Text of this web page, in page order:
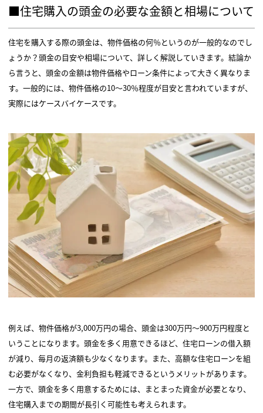
■住宅購入の頭金の必要な金額と相場について
住宅を購入する際の頭金は、物件価格の何％というのが一般的なのでし
ょうか？頭金の目安や相場について、詳しく解説していきます。結論か
ら言うと、頭金の金額は物件価格やローン条件によって大きく異なりま
す。一般的には、物件価格の10～30％程度が目安と言われていますが、
実際にはケースバイケースです。
例えば、物件価格が3,000万円の場合、頭金は300万円～900万円程度と
いうことになります。頭金を多く用意できるほど、住宅ローンの借入額
が減り、毎月の返済額も少なくなります。また、高額な住宅ローンを組
む必要がなくなり、金利負担も軽減できるというメリットがあります。
一方で、頭金を多く用意するためには、まとまった資金が必要となり、
住宅購入までの期間が長引く可能性も考えられます。